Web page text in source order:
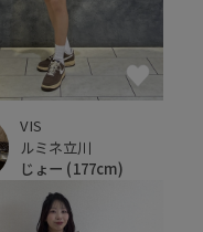
VIS
ルミネ立川
じょー (177cm)